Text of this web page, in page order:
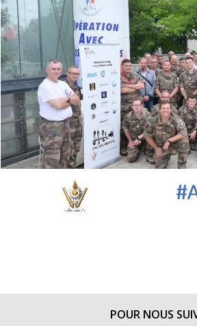
POUR NOUS